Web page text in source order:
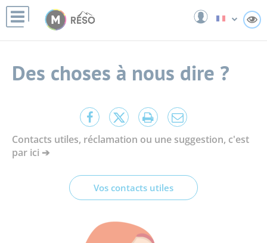
Des choses à nous dire ?
Partager
cette
page
Partager
cette
page
LancerPartager
page
mail
Contacts utiles, réclamation ou une suggestion, c'est
par ici ➔
Vos contacts utiles
Panneau de gestion des cookies